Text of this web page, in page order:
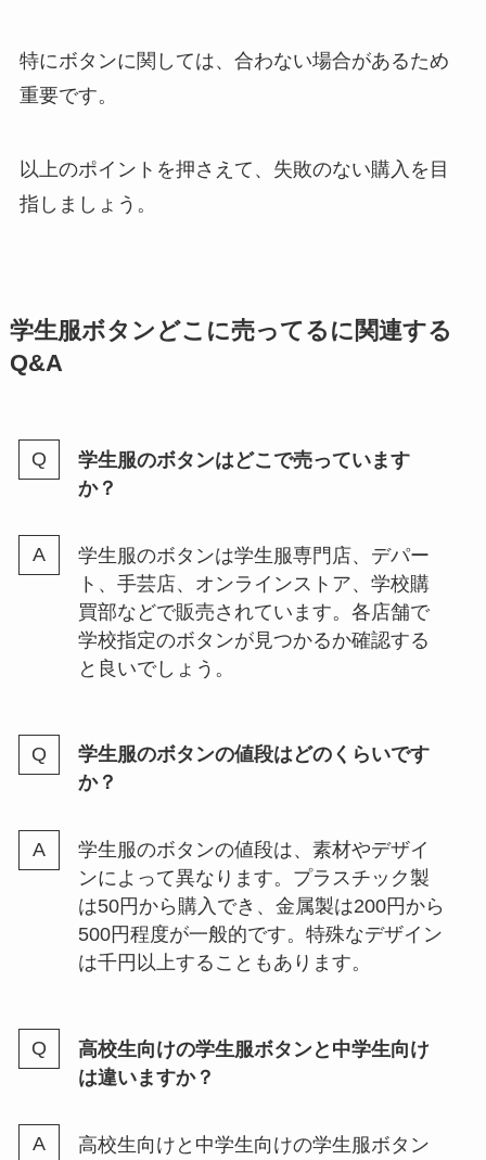
特にボタンに関しては、合わない場合があるため
重要です。
以上のポイントを押さえて、失敗のない購入を目
指しましょう。
学生服ボタンどこに売ってるに関連する
Q&A
学生服のボタンはどこで売っています
か？
学生服のボタンは学生服専門店、デパー
ト、手芸店、オンラインストア、学校購
買部などで販売されています。各店舗で
学校指定のボタンが見つかるか確認する
と良いでしょう。
学生服のボタンの値段はどのくらいです
か？
学生服のボタンの値段は、素材やデザイ
ンによって異なります。プラスチック製
は50円から購入でき、金属製は200円から
500円程度が一般的です。特殊なデザイン
は千円以上することもあります。
高校生向けの学生服ボタンと中学生向け
は違いますか？
高校生向けと中学生向けの学生服ボタン